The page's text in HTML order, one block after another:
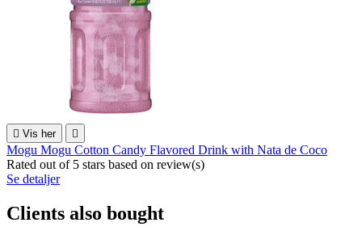
 Vis her 
Mogu Mogu Cotton Candy Flavored Drink with Nata de Coco
Rated out of 5 stars based on review(s)
Se detaljer
Clients also bought